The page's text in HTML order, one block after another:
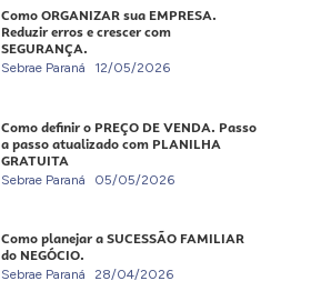
Como ORGANIZAR sua EMPRESA.
Reduzir erros e crescer com
SEGURANÇA.
Sebrae Paraná 12/05/2026
Como definir o PREÇO DE VENDA. Passo
a passo atualizado com PLANILHA
GRATUITA
Sebrae Paraná 05/05/2026
Como planejar a SUCESSÃO FAMILIAR
do NEGÓCIO.
Sebrae Paraná 28/04/2026